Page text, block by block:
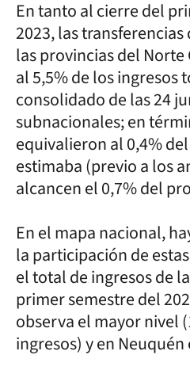
En tanto al cierre del
2023, las
las provincias del
al 5,5% de los ingresos
consolidado de las 24
subnacionales; en
equivalieron al 0,4%
estimaba (previo a los
alcancen el 0,7% del
En el mapa nacional,
la participación de
el total de ingresos de
primer semestre del
observa el mayor nivel
ingresos) y en